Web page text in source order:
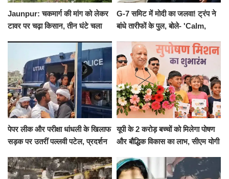
Jaunpur: चकमार्ग की मांग को लेकर
टावर पर चढ़ा किसान, तीन घंटे चला
G-7 समिट में मोदी का जलवा! ट्रंप ने
बांधे तारीफों के पुल, बोले- 'Calm,
पेपर लीक और परीक्षा धांधली के खिलाफ
सड़क पर उतरीं पल्लवी पटेल, प्रदर्शन
यूपी के 2 करोड़ बच्चों को मिलेगा पोषण
और बौद्धिक विकास का लाभ, सीएम योगी